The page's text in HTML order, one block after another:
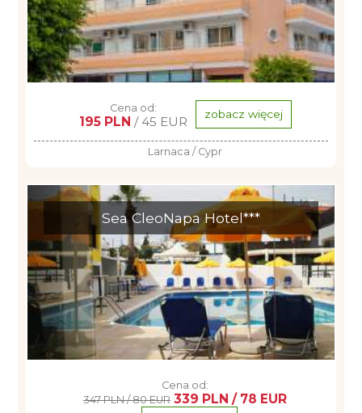
Cena od:
195 PLN / 45 EUR zobacz więcej
Larnaca / Cypr
Sea CleoNapa Hotel***
Cena od:
347 PLN / 80 EUR 339 PLN / 78 EUR